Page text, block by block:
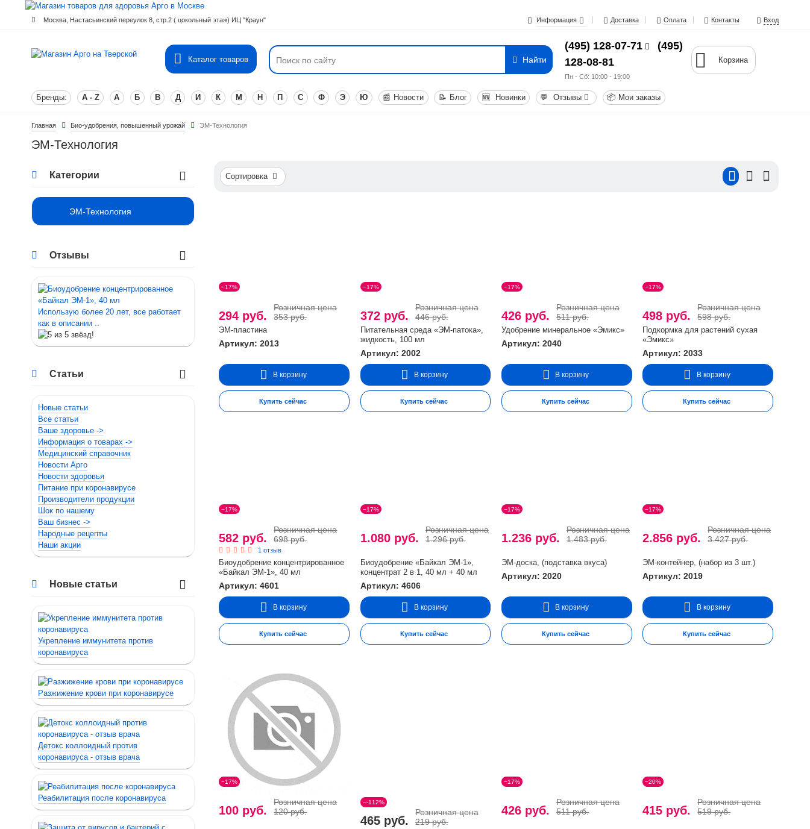
Москва, Настасьинский переулок 8, стр.2 ( цокольный этаж) ИЦ "Краун" Информация Доставка Оплата Контакты Вход
Каталог товаров Найти
(495) 128-07-71
(495)
128-08-81
Пн - Cб: 10:00 - 19:00
Корзина
Бренды: A - Z А Б В Д И К М Н П С Ф Э Ю 📰 Новости 📝 Блог 🆕 Новинки 💬 Отзывы 📦 Мои заказы
Главная Био-удобрения, повышенный урожай ЭМ-Технология
ЭМ-Технология
Сортировка
−17%
294 руб.
Розничная цена
353 руб.
ЭМ-пластина
Артикул: 2013
В корзину
Купить сейчас
−17%
372 руб.
Розничная цена
446 руб.
Питательная среда «ЭМ-патока»,
жидкость, 100 мл
Артикул: 2002
В корзину
Купить сейчас
−17%
426 руб.
Розничная цена
511 руб.
Удобрение минеральное «Эмикс»
Артикул: 2040
В корзину
Купить сейчас
−17%
498 руб.
Розничная цена
598 руб.
Подкормка для растений сухая
«Эмикс»
Артикул: 2033
В корзину
Купить сейчас
−17%
582 руб.
Розничная цена
698 руб.
1 отзыв
Биоудобрение концентрированное
«Байкал ЭМ-1», 40 мл
Артикул: 4601
В корзину
Купить сейчас
−17%
1.080 руб.
Розничная цена
1.296 руб.
Биоудобрение «Байкал ЭМ-1»,
концентрат 2 в 1, 40 мл + 40 мл
Артикул: 4606
В корзину
Купить сейчас
−17%
1.236 руб.
Розничная цена
1.483 руб.
ЭМ-доска, (подставка вкуса)
Артикул: 2020
В корзину
Купить сейчас
−17%
2.856 руб.
Розничная цена
3.427 руб.
ЭМ-контейнер, (набор из 3 шт.)
Артикул: 2019
В корзину
Купить сейчас
−17%
100 руб.
Розничная цена
120 руб.
−-112%
465 руб.
Розничная цена
219 руб.
−17%
426 руб.
Розничная цена
511 руб.
−20%
415 руб.
Розничная цена
519 руб.
Категории
ЭМ-Технология
Отзывы
Использую более 20 лет, все работает
как в описании ..
Статьи
Новые статьи
Все статьи
Ваше здоровье ->
Информация о товарах ->
Медицинский справочник
Новости Арго
Новости здоровья
Питание при коронавирусе
Производители продукции
Шок по нашему
Ваш бизнес ->
Народные рецепты
Наши акции
Новые статьи
Укрепление иммунитета против
коронавируса
Разжижение крови при коронавирусе
Детокс коллоидный против
коронавируса - отзыв врача
Реабилитация после коронавируса